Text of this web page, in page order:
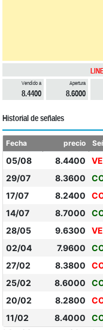
Vendido a
8.4400
Apertura
8.6000
Historial de señales
Fecha precio
05/08 8.4400
29/07
8.3600
17/07
8.2400
14/07
8.7000
28/05
9.6300
02/04
7.9600
27/02
8.3800
25/02
8.6000
20/02
8.2800
11/02
8.4000